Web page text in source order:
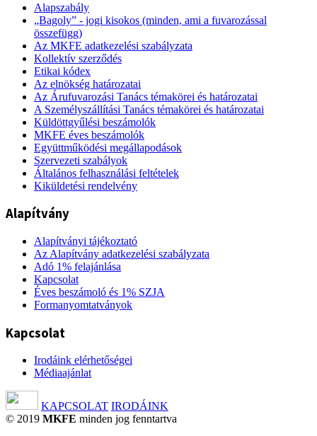
Alapszabály
„Bagoly” - jogi kisokos (minden, ami a fuvarozással
összefügg)
Az MKFE adatkezelési szabályzata
Kollektív szerződés
Etikai kódex
Az elnökség határozatai
Az Árufuvarozási Tanács témakörei és határozatai
A Személyszállítási Tanács témakörei és határozatai
Küldöttgyűlési beszámolók
MKFE éves beszámolók
Együttműködési megállapodások
Szervezeti szabályok
Általános felhasználási feltételek
Kiküldetési rendelvény
Alapítvány
Alapítványi tájékoztató
Az Alapítvány adatkezelési szabályzata
Adó 1% felajánlása
Kapcsolat
Éves beszámoló és 1% SZJA
Formanyomtatványok
Kapcsolat
Irodáink elérhetőségei
Médiaajánlat
KAPCSOLAT IRODÁINK
© 2019 MKFE minden jog fenntartva